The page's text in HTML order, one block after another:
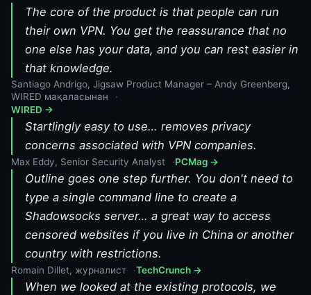
The core of the product is that people can run
their own VPN. You get the reassurance that no
one else has your data, and you can rest easier in
that knowledge.
Santiago Andrigo, Jigsaw Product Manager – Andy Greenberg,
WIRED мақаласынан
WIRED →
Startlingly easy to use… removes privacy
concerns associated with VPN companies.
Max Eddy, Senior Security Analyst PCMag →
Outline goes one step further. You don't need to
type a single command line to create a
Shadowsocks server… a great way to access
censored websites if you live in China or another
country with restrictions.
Romain Dillet, журналист TechCrunch →
When we looked at the existing protocols, we